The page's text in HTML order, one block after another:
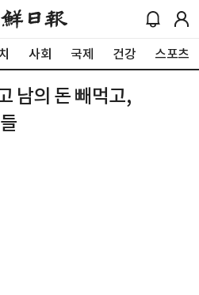
사회 국제 건강 스포츠
남의 돈 빼먹고,